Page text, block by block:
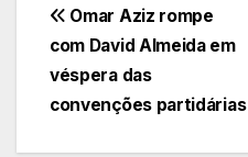
Navegação
de
Post
Omar Aziz rompe
com David Almeida em
véspera das
convenções partidárias